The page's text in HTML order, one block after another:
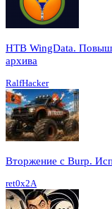
HTB WingData.
архива
RalfHacker
Вторжение с Burp.
ret0x2A